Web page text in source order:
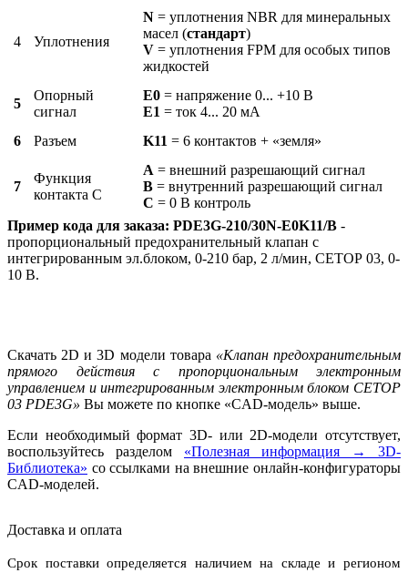
4 Уплотнения
N = уплотнения NBR для минеральных
масел (стандарт)
V = уплотнения FPM для особых типов
жидкостей
5
Опорный
сигнал
Е0 = напряжение 0... +10 В
Е1 = ток 4... 20 мА
6
Разъем K11 = 6 контактов + «земля»
7
Функция
контакта С
А = внешний разрешающий сигнал
В = внутренний разрешающий сигнал
С = 0 В контроль
Пример кода для заказа: PDE3G-210/30N-E0K11/B -
пропорциональный предохранительный клапан с
интегрированным эл.блоком, 0-210 бар, 2 л/мин, СЕТОР 03, 0-
10 В.
Скачать 2D и 3D модели товара «Клапан предохранительным
прямого действия с пропорциональным электронным
управлением и интегрированным электронным блоком CETOP
03 PDE3G» Вы можете по кнопке «CAD-модель» выше.
Если необходимый формат 3D- или 2D-модели отсутствует,
воспользуйтесь разделом «Полезная информация → 3D-
Библиотека» со ссылками на внешние онлайн-конфигураторы
CAD-моделей.
Доставка и оплата
Срок поставки определяется наличием на складе и регионом